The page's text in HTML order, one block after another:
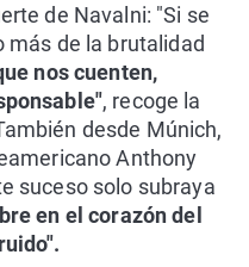
de Navalni: "Si se
más de la brutalidad
nos cuenten,
, recoge la
desde Múnich,
Anthony
suceso solo subraya
en el corazón del